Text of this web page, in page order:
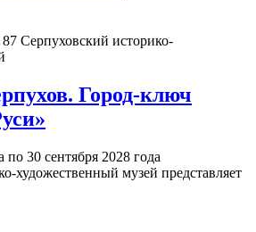
87 Серпуховский историко-
Город-ключ
по 30 сентября 2028 года
художественный музей представляет